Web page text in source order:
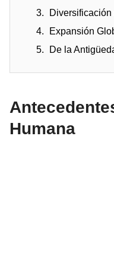
Expansión
De la
Humana